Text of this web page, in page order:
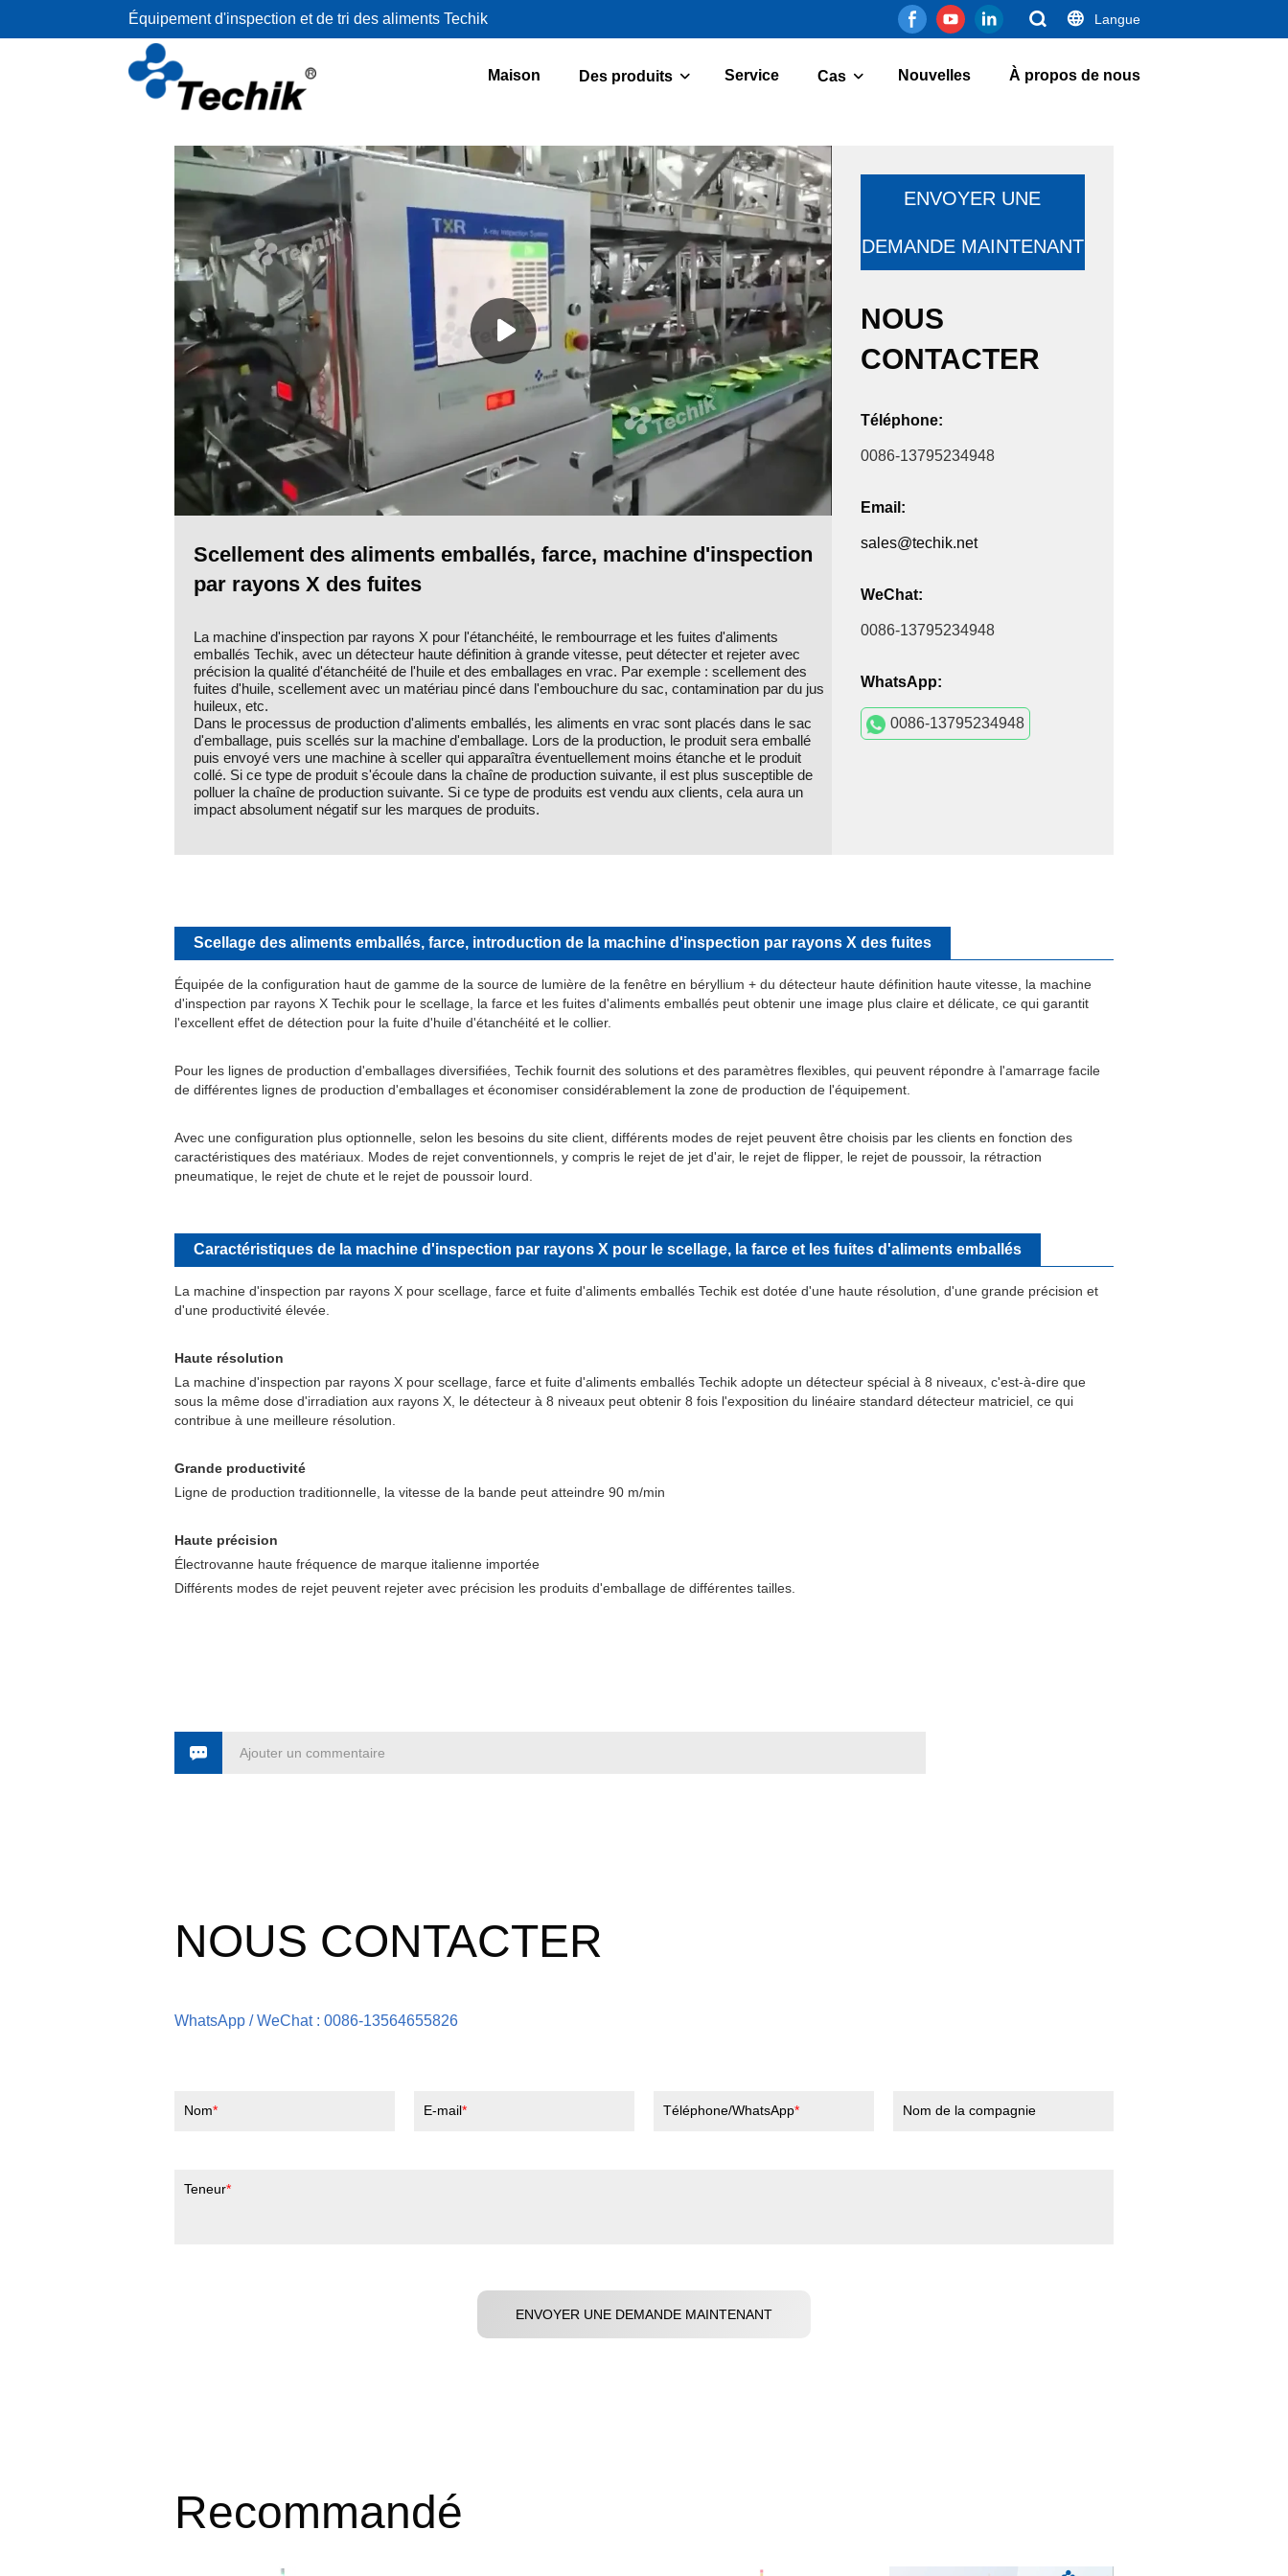
Équipement d'inspection et de tri des aliments Techik Langue
Maison Des produits Service Cas Nouvelles À propos de nous
Scellement des aliments emballés, farce, machine d'inspection
par rayons X des fuites
La machine d'inspection par rayons X pour l'étanchéité, le rembourrage et les fuites d'aliments
emballés Techik, avec un détecteur haute définition à grande vitesse, peut détecter et rejeter avec
précision la qualité d'étanchéité de l'huile et des emballages en vrac. Par exemple : scellement des
fuites d'huile, scellement avec un matériau pincé dans l'embouchure du sac, contamination par du jus
huileux, etc.
Dans le processus de production d'aliments emballés, les aliments en vrac sont placés dans le sac
d'emballage, puis scellés sur la machine d'emballage. Lors de la production, le produit sera emballé
puis envoyé vers une machine à sceller qui apparaîtra éventuellement moins étanche et le produit
collé. Si ce type de produit s'écoule dans la chaîne de production suivante, il est plus susceptible de
polluer la chaîne de production suivante. Si ce type de produits est vendu aux clients, cela aura un
impact absolument négatif sur les marques de produits.
ENVOYER UNE
DEMANDE MAINTENANT
NOUS
CONTACTER
Téléphone:
0086-13795234948
Email:
sales@techik.net
WeChat:
0086-13795234948
WhatsApp:
0086-13795234948
Scellage des aliments emballés, farce, introduction de la machine d'inspection par rayons X des fuites
Équipée de la configuration haut de gamme de la source de lumière de la fenêtre en béryllium + du détecteur haute définition haute vitesse, la machine
d'inspection par rayons X Techik pour le scellage, la farce et les fuites d'aliments emballés peut obtenir une image plus claire et délicate, ce qui garantit
l'excellent effet de détection pour la fuite d'huile d'étanchéité et le collier.
Pour les lignes de production d'emballages diversifiées, Techik fournit des solutions et des paramètres flexibles, qui peuvent répondre à l'amarrage facile
de différentes lignes de production d'emballages et économiser considérablement la zone de production de l'équipement.
Avec une configuration plus optionnelle, selon les besoins du site client, différents modes de rejet peuvent être choisis par les clients en fonction des
caractéristiques des matériaux. Modes de rejet conventionnels, y compris le rejet de jet d'air, le rejet de flipper, le rejet de poussoir, la rétraction
pneumatique, le rejet de chute et le rejet de poussoir lourd.
Caractéristiques de la machine d'inspection par rayons X pour le scellage, la farce et les fuites d'aliments emballés
La machine d'inspection par rayons X pour scellage, farce et fuite d'aliments emballés Techik est dotée d'une haute résolution, d'une grande précision et
d'une productivité élevée.
Haute résolution
La machine d'inspection par rayons X pour scellage, farce et fuite d'aliments emballés Techik adopte un détecteur spécial à 8 niveaux, c'est-à-dire que
sous la même dose d'irradiation aux rayons X, le détecteur à 8 niveaux peut obtenir 8 fois l'exposition du linéaire standard détecteur matriciel, ce qui
contribue à une meilleure résolution.
Grande productivité
Ligne de production traditionnelle, la vitesse de la bande peut atteindre 90 m/min
Haute précision
Électrovanne haute fréquence de marque italienne importée
Différents modes de rejet peuvent rejeter avec précision les produits d'emballage de différentes tailles.
Ajouter un commentaire
NOUS CONTACTER
WhatsApp / WeChat : 0086-13564655826
Nom E-mail Téléphone/WhatsApp Nom de la compagnie
Teneur
ENVOYER UNE DEMANDE MAINTENANT
Recommandé